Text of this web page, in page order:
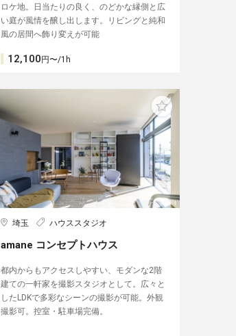
ロケ地。日当たりの良く、のどかな縁側と広
い庭が風情を醸し出します。リビングと純和
風の居間へ飾り変えが可能
12,100 円〜/1h
埼玉 ハウススタジオ
amane コンセプトハウス
都内からもアクセスしやすい、モダンな2階
建ての一軒家を撮影スタジオとして。広々と
したLDKで多彩なシーンの撮影が可能。外観
撮影可。控室・駐車場完備。